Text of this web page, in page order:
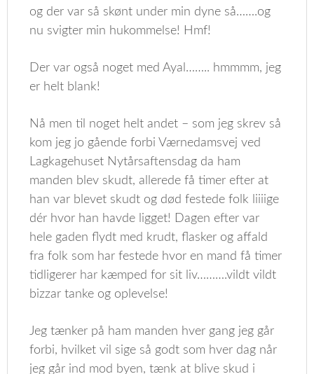
og der var så skønt under min dyne så…….og
nu svigter min hukommelse! Hmf!
Der var også noget med Ayal…….. hmmmm, jeg
er helt blank!
Nå men til noget helt andet – som jeg skrev så
kom jeg jo gående forbi Værnedamsvej ved
Lagkagehuset Nytårsaftensdag da ham
manden blev skudt, allerede få timer efter at
han var blevet skudt og død festede folk liiiige
dér hvor han havde ligget! Dagen efter var
hele gaden flydt med krudt, flasker og affald
fra folk som har festede hvor en mand få timer
tidligerer har kæmped for sit liv……….vildt vildt
bizzar tanke og oplevelse!
Jeg tænker på ham manden hver gang jeg går
forbi, hvilket vil sige så godt som hver dag når
jeg går ind mod byen, tænk at blive skud i